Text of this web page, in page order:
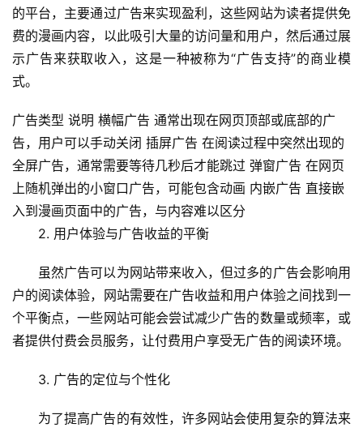
云
服
的平台，主要通过广告来实现盈利，这些网站为读者提供免
费的漫画内容，以此吸引大量的访问量和用户，然后通过展
示广告来获取收入，这是一种被称为“广告支持”的商业模
式。
广告类型 说明 横幅广告 通常出现在网页顶部或底部的广
告，用户可以手动关闭 插屏广告 在阅读过程中突然出现的
全屏广告，通常需要等待几秒后才能跳过 弹窗广告 在网页
上随机弹出的小窗口广告，可能包含动画 内嵌广告 直接嵌
入到漫画页面中的广告，与内容难以区分
2. 用户体验与广告收益的平衡
虽然广告可以为网站带来收入，但过多的广告会影响用
户的阅读体验，网站需要在广告收益和用户体验之间找到一
个平衡点，一些网站可能会尝试减少广告的数量或频率，或
者提供付费会员服务，让付费用户享受无广告的阅读环境。
3. 广告的定位与个性化
为了提高广告的有效性，许多网站会使用复杂的算法来